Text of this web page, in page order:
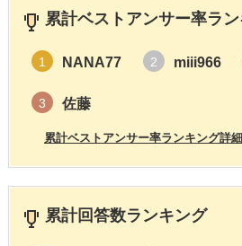
累計ベストアンサー率ラ
1 NANA77 2 miii966
3 佐藤
累計ベストアンサー率ランキング詳
累計回答数ランキング